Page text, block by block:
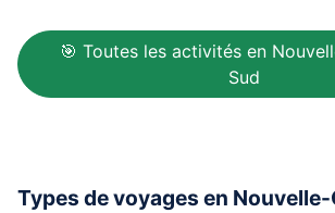
🎯 Toutes les activités en
Sud
Types de voyages en